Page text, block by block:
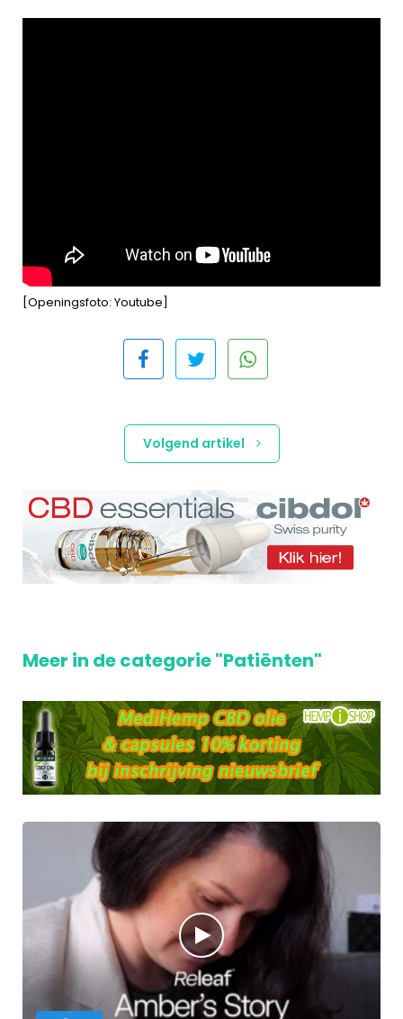
[Openingsfoto: Youtube]
Volgend artikel
Meer in de categorie "Patiënten"